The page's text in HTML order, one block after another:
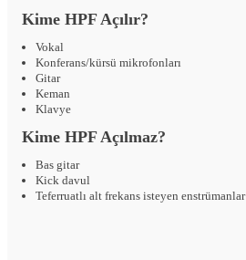
Kime HPF Açılır?
Vokal
Konferans/kürsü mikrofonları
Gitar
Keman
Klavye
Kime HPF Açılmaz?
Bas gitar
Kick davul
Teferruatlı alt frekans isteyen enstrümanlar